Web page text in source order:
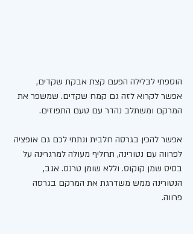
הוספתי לבלילה הפעם קצת אבקת שקדים,
אפשר לקרוא לזה גם קמח שקדים. שמשפר את
המרקם ומשתלב נהדר עם טעם התפוזים.
אפשר להכין בגרסה חלבית ונתתי לכם גם אופציה
לפרווה עם נטורינה, תחליף מעולה למרגרינה על
בסיס שמן קוקוס. וללא שומן טרנס. אגב,
הנטורינה ממש משדרגת את המרקם בגרסה
פרווה.